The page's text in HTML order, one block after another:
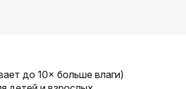
до 10× больше влаги)